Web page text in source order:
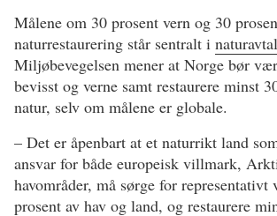
Målene om 30 prosent vern og 30
naturrestaurering står sentralt i
Miljøbevegelsen mener at Norge bør
bevisst og verne samt restaurere minst
natur, selv om målene er globale.
– Det er åpenbart at et naturrikt land
ansvar for både europeisk villmark,
havområder, må sørge for representativt
prosent av hav og land, og restaurere